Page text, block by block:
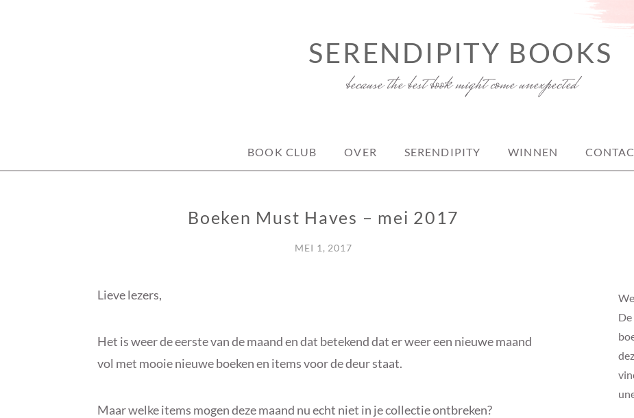
SERENDIPITY BOOKS
because the best book might come unexpected
BOOK CLUB OVER SERENDIPITY WINNEN
Boeken Must Haves – mei 2017
MEI 1, 2017
Lieve lezers,
Het is weer de eerste van de maand en dat betekend dat er weer een nieuwe maand
vol met mooie nieuwe boeken en items voor de deur staat.
Maar welke items mogen deze maand nu echt niet in je collectie ontbreken?